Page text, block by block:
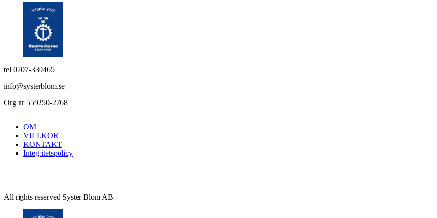
tel 0707-330465
info@systerblom.se
Org nr 559250-2768
OM
VILLKOR
KONTAKT
Integritetspolicy
All rights reserved Syster Blom AB